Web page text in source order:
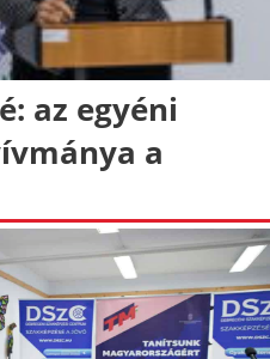
az egyéni
a